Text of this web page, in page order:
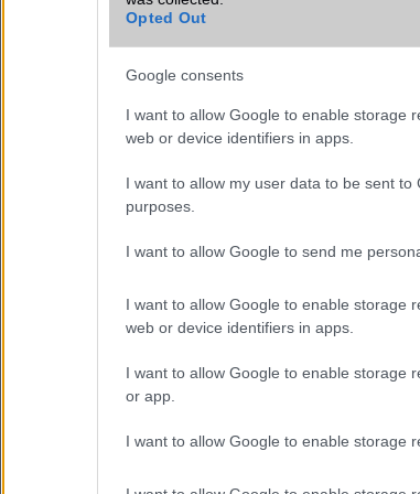
Opted Out
Google consents
I want to allow Google to enable storage
web or device identifiers in apps.
I want to allow my user data to be sent to
purposes.
I want to allow Google to send me
I want to allow Google to enable storage
web or device identifiers in apps.
I want to allow Google to enable storage
or app.
I want to allow Google to enable storage
Wi-Fi extra
Wi-Fi HotSpot
Blackberry
GPS
AKKUMULÁTOR